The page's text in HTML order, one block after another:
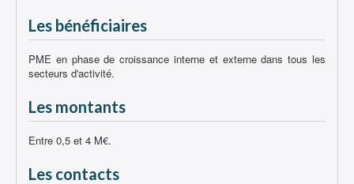
Les bénéficiaires
PME en phase de croissance interne et externe dans tous les
secteurs d'activité.
Les montants
Entre 0,5 et 4 M€.
Les contacts